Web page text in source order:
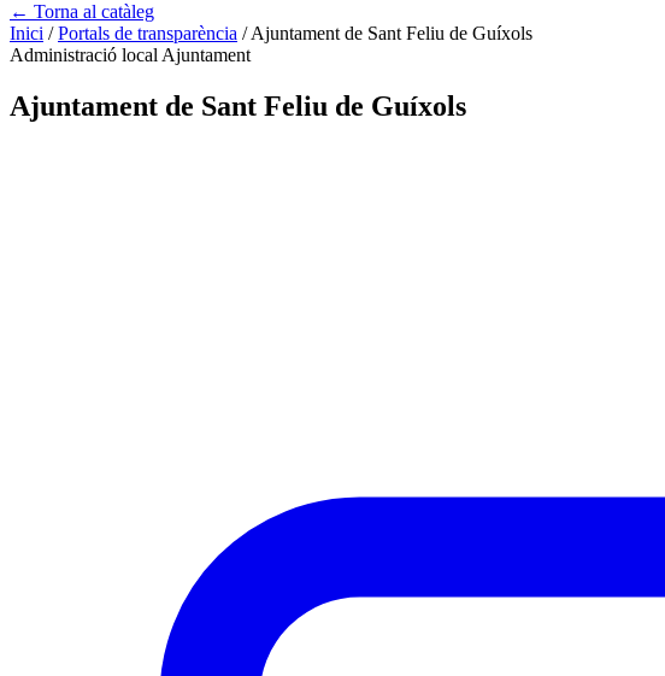
← Torna al catàleg
Inici / Portals de transparència / Ajuntament de Sant Feliu de Guíxols
Administració local Ajuntament
Ajuntament de Sant Feliu de Guíxols